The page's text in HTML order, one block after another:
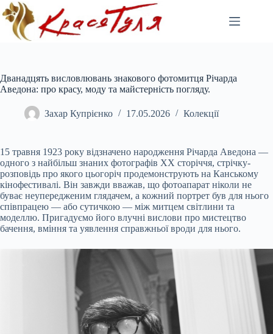
Перейти
до
вмісту
Дванадцять висловлювань знакового фотомитця Річарда
Аведона: про красу, моду та майстерність погляду.
Захар Купрієнко 17.05.2026 Колекції
15 травня 1923 року відзначено народження Річарда Аведона —
одного з найбільш знаних фотографів ХХ сторіччя, стрічку-
розповідь про якого цьогоріч продемонструють на Канському
кінофестивалі. Він завжди вважав, що фотоапарат ніколи не
буває неупередженим глядачем, а кожний портрет був для нього
співпрацею — або сутичкою — між митцем світлини та
моделлю. Пригадуємо його влучні вислови про мистецтво
бачення, вміння та уявлення справжньої вроди для нього.